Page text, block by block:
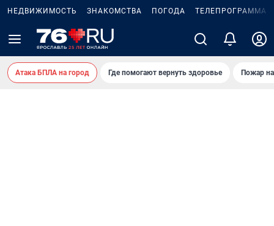
НЕДВИЖИМОСТЬ ЗНАКОМСТВА ПОГОДА ТЕЛЕПРОГРАММА
Атака БПЛА на город Где помогают вернуть здоровье Пожар